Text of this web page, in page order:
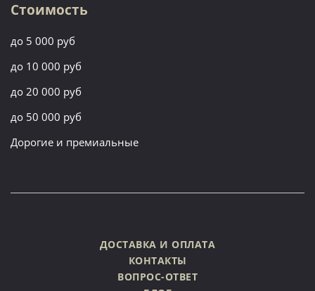
Стоимость
до 5 000 руб
до 10 000 руб
до 20 000 руб
до 50 000 руб
Дорогие и премиальные
ДОСТАВКА И ОПЛАТА
КОНТАКТЫ
ВОПРОС-ОТВЕТ